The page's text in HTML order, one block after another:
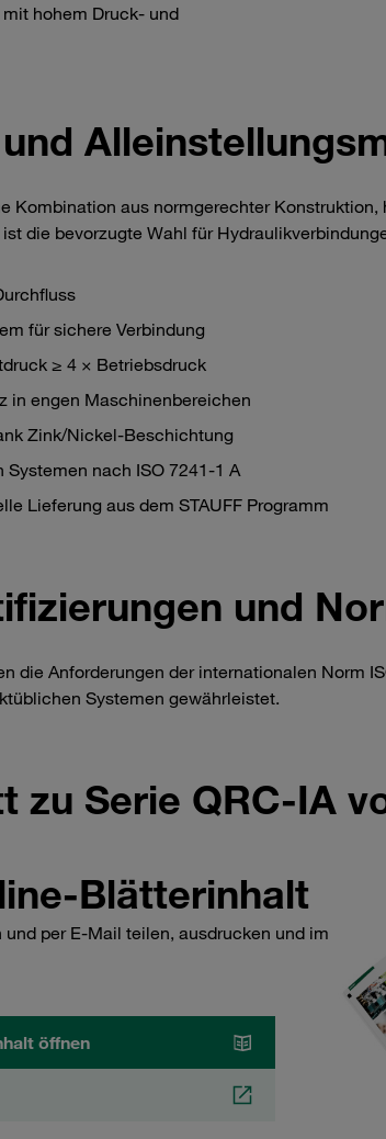
hohem Druck- und
Kombination aus normgerechter
die bevorzugte Wahl für
für sichere Verbindung
≥ 4 × Betriebsdruck
in engen Maschinenbereichen
Zink/Nickel-Beschichtung
nach ISO 7241-1 A
Lieferung aus dem STAUFF Programm
und
die Anforderungen der internationalen Norm
Systemen gewährleistet.
zu Serie QRC-IA
Blätterinhalt
per E-Mail teilen, ausdrucken und im
öffnen